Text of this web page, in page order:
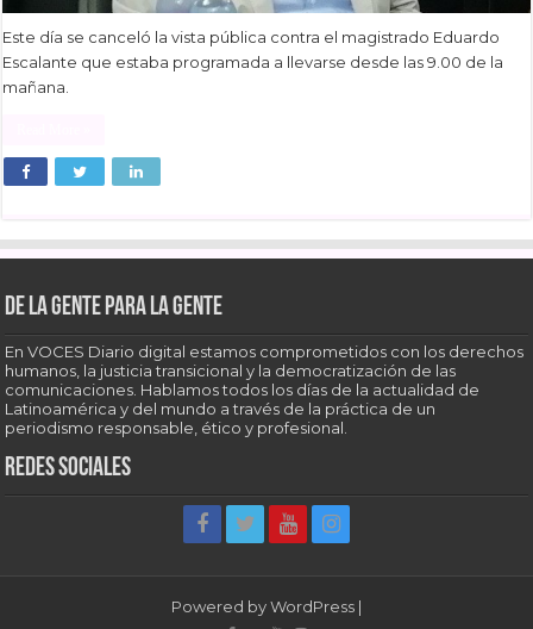
Este día se canceló la vista pública contra el magistrado Eduardo
Escalante que estaba programada a llevarse desde las 9.00 de la
mañana.
De la gente para la gente
En VOCES Diario digital estamos comprometidos con los derechos
humanos, la justicia transicional y la democratización de las
comunicaciones. Hablamos todos los días de la actualidad de
Latinoamérica y del mundo a través de la práctica de un
periodismo responsable, ético y profesional.
Redes sociales
Powered byWordPress |